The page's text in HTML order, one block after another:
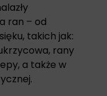
ran – od
takich jak:
rany
a także w